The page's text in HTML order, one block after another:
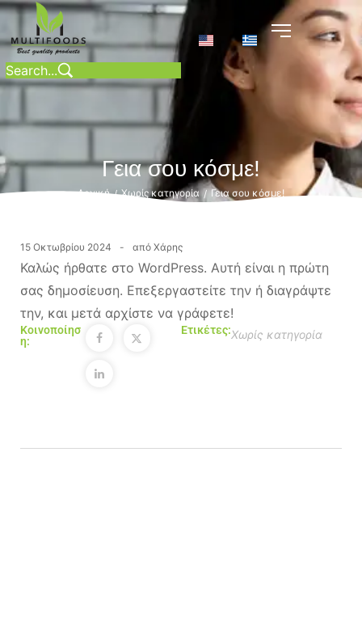
Γεια σου κόσμε!
Αρχική / Χωρίς κατηγορία / Γεια σου κόσμε!
15 Οκτωβρίου 2024 από Χάρης
Καλώς ήρθατε στο WordPress. Αυτή είναι η πρώτη
σας δημοσίευση. Επεξεργαστείτε την ή διαγράψτε
την, και μετά αρχίστε να γράφετε!
Κοινοποίησ
η:
Ετικέτες:Χωρίς κατηγορία